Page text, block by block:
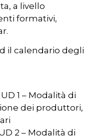
a livello
formativi,
il calendario degli
1 – Modalità di
dei produttori,
2 – Modalità di